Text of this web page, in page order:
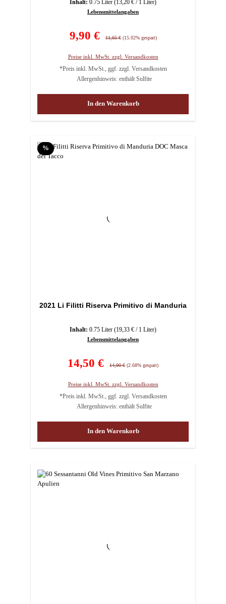
Inhalt: 0.75 Liter (13,20 € / 1 Liter)
Lebensmittelangaben
9,90 € Regulärer Preis:
11,65 € (15.02% gespart)
Preise inkl. MwSt. zzgl. Versandkosten
*Preis inkl. MwSt., ggf. zzgl. Versandkosten
Allergenhinweis: enthält Sulfite
In den Warenkorb
%Rabatt
2021 Li Filitti Riserva Primitivo di Manduria
Inhalt: 0.75 Liter (19,33 € / 1 Liter)
Lebensmittelangaben
14,50 € Regulärer Preis:
14,90 € (2.68% gespart)
Preise inkl. MwSt. zzgl. Versandkosten
*Preis inkl. MwSt., ggf. zzgl. Versandkosten
Allergenhinweis: enthält Sulfite
In den Warenkorb